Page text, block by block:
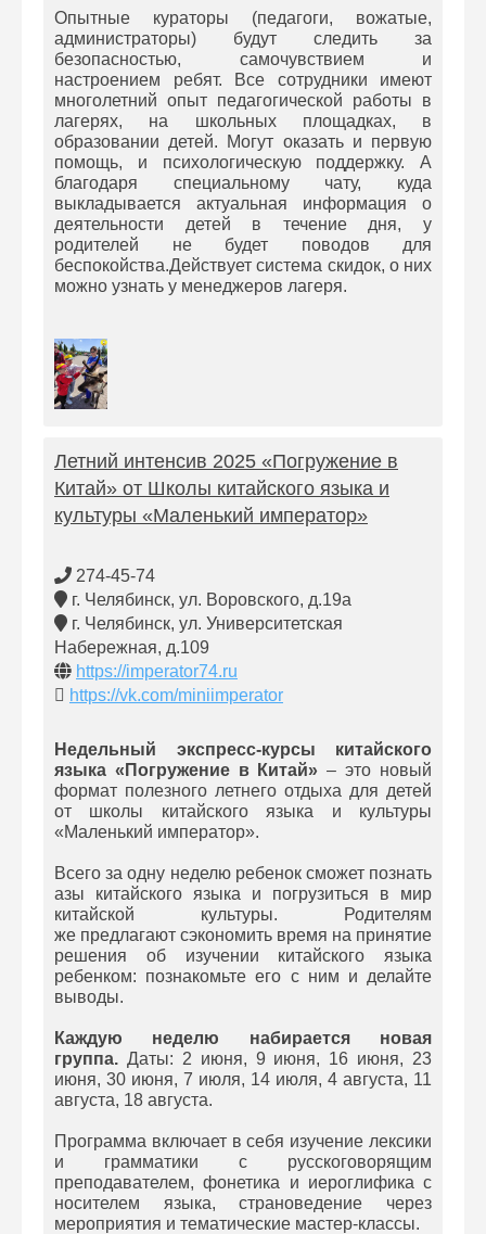
Опытные кураторы (педагоги, вожатые,
администраторы) будут следить за
безопасностью, самочувствием и
настроением ребят. Все сотрудники имеют
многолетний опыт педагогической работы в
лагерях, на школьных площадках, в
образовании детей. Могут оказать и первую
помощь, и психологическую поддержку. А
благодаря специальному чату, куда
выкладывается актуальная информация о
деятельности детей в течение дня, у
родителей не будет поводов для
беспокойства.Действует система скидок, о них
можно узнать у менеджеров лагеря.
Летний интенсив 2025 «Погружение в
Китай» от Школы китайского языка и
культуры «Маленький император»
274-45-74
г. Челябинск, ул. Воровского, д.19а
г. Челябинск, ул. Университетская
Набережная, д.109
https://imperator74.ru
https://vk.com/miniimperator
Недельный экспресс-курсы китайского
языка «Погружение в Китай»– это новый
формат полезного летнего отдыха для детей
от школы китайского языка и культуры
«Маленький император».
Всего за одну неделю ребенок сможет познать
азы китайского языка и погрузиться в мир
китайской культуры. Родителям
же предлагают сэкономить время на принятие
решения об изучении китайского языка
ребенком: познакомьте его с ним и делайте
выводы.
Каждую неделю набирается новая
группа. Даты: 2 июня, 9 июня, 16 июня, 23
июня, 30 июня, 7 июля, 14 июля, 4 августа, 11
августа, 18 августа.
Программа включает в себя изучение лексики
и грамматики с русскоговорящим
преподавателем, фонетика и иероглифика с
носителем языка, страноведение через
мероприятия и тематические мастер-классы.